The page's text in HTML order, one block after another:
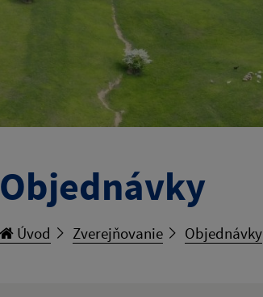
Objednávky
Úvod Zverejňovanie Objednávky